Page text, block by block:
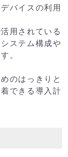
バイスの利用
用されている
ステム構成や
。
のはっきりと
できる導入計